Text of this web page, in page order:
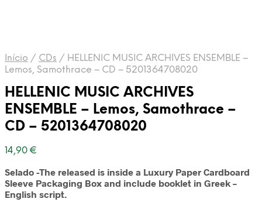
Início / CDs / HELLENIC MUSIC ARCHIVES ENSEMBLE –
Lemos, Samothrace – CD – 5201364708020
HELLENIC MUSIC ARCHIVES
ENSEMBLE – Lemos, Samothrace –
CD – 5201364708020
14,90 €
Selado -The released is inside a Luxury Paper Cardboard
Sleeve Packaging Box and include booklet in Greek –
English script.